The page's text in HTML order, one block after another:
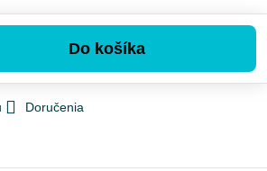
Do košíka
Doručenia